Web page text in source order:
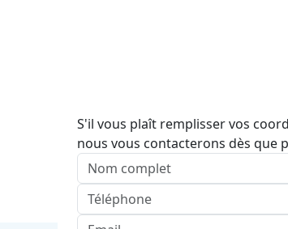
S'il vous plaît remplisser vos
nous vous contacterons dès que